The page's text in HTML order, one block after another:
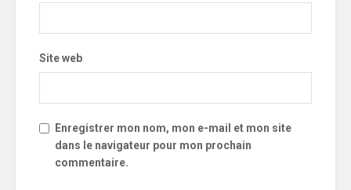
Site web
Enregistrer mon nom, mon e-mail et mon site
dans le navigateur pour mon prochain
commentaire.